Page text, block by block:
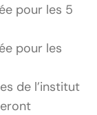
pour les 5
pour les
de l’institut